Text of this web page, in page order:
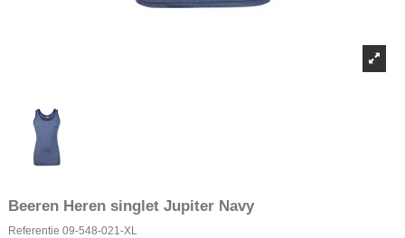
Beeren Heren singlet Jupiter Navy
Referentie 09-548-021-XL